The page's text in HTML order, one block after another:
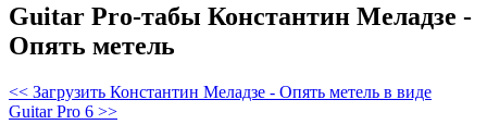
Guitar Pro-табы Константин Меладзе -
Опять метель
<< Загрузить Константин Меладзе - Опять метель в виде
Guitar Pro 6 >>